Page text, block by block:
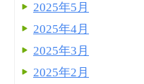
2025年5月
2025年4月
2025年3月
2025年2月